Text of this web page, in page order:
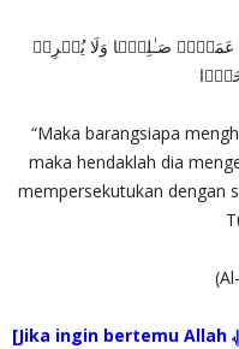
عَمَلاً۬ صَـٰلِحً۬ا وَلَا يُشۡرِكۡ
“Maka barangsiapa
maka hendaklah dia
mempersekutukan dengan
[Jika ingin bertemu Allah ‎ﷻ, maka kenalah jaga bab ibadah